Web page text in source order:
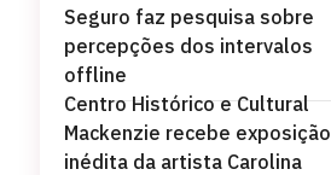
Seguro faz pesquisa sobre
percepções dos intervalos
offline
Centro Histórico e Cultural
Mackenzie recebe exposição
inédita da artista Carolina